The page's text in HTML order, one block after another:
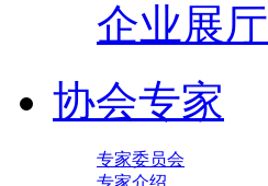
企业展厅
协会专家
专家委员会
专家介绍